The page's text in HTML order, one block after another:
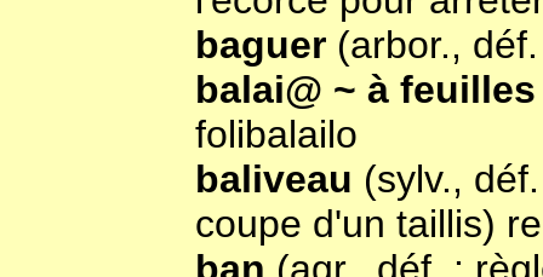
baguer (arbor.,
balai@ ~ à
folibalailo
baliveau (sylv.,
coupe d'un taillis)